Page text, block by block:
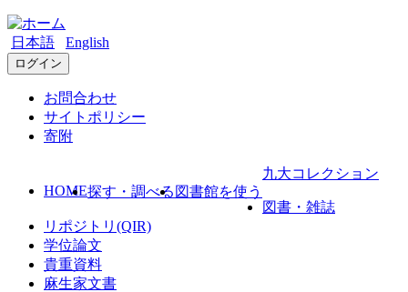
日本語 English
ログイン
お問合わせ
サイトポリシー
寄附
HOME探す・調べる 図書館を使う
九大コレクション
図書・雑誌
リポジトリ(QIR)
学位論文
貴重資料
麻生家文書